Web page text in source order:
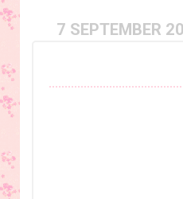
7 SEPTEMBER